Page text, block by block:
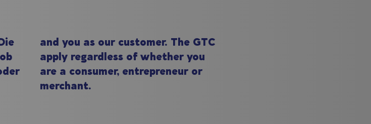
and you as our customer. The GTC
apply regardless of whether you
are a consumer, entrepreneur or
merchant.